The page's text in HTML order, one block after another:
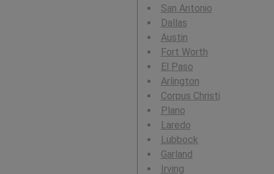
San Antonio
Dallas
Austin
Fort Worth
El Paso
Arlington
Corpus Christi
Plano
Laredo
Lubbock
Garland
Irving